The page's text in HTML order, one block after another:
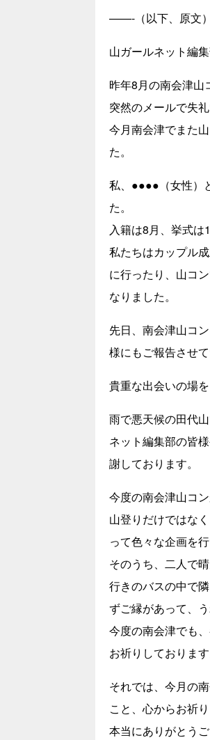
——-（以下、原文
山ガールネット編
昨年8月の南会津山
突然のメールで失礼
今月南会津でまた
た。
私、●●●●（女性）
た。
入籍は8月、挙式は
私たちはカップル
に行ったり、山コ
なりました。
先日、南会津山コ
様にもご報告させて
貴重な出会いの場
雨で悪天候の田代
ネット編集部の皆
謝しております。
今度の南会津山コ
山登りだけではな
って色々な企画を
そのうち、二人で
行きのバスの中で
ずご縁があって、
今度の南会津でも
お祈りしておりま
それでは、今月の
こと、心からお祈り
本当にありがとうご